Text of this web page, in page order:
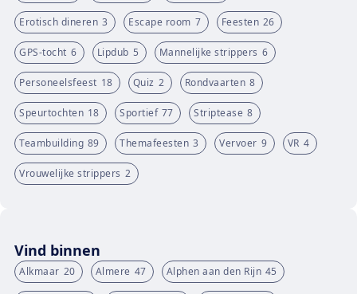
Erotisch dineren 3 Escape room 7 Feesten 26
GPS-tocht 6 Lipdub 5 Mannelijke strippers 6
Personeelsfeest 18 Quiz 2 Rondvaarten 8
Speurtochten 18 Sportief 77 Striptease 8
Teambuilding 89 Themafeesten 3 Vervoer 9 VR 4
Vrouwelijke strippers 2
Vind binnen
Alkmaar 20 Almere 47 Alphen aan den Rijn 45